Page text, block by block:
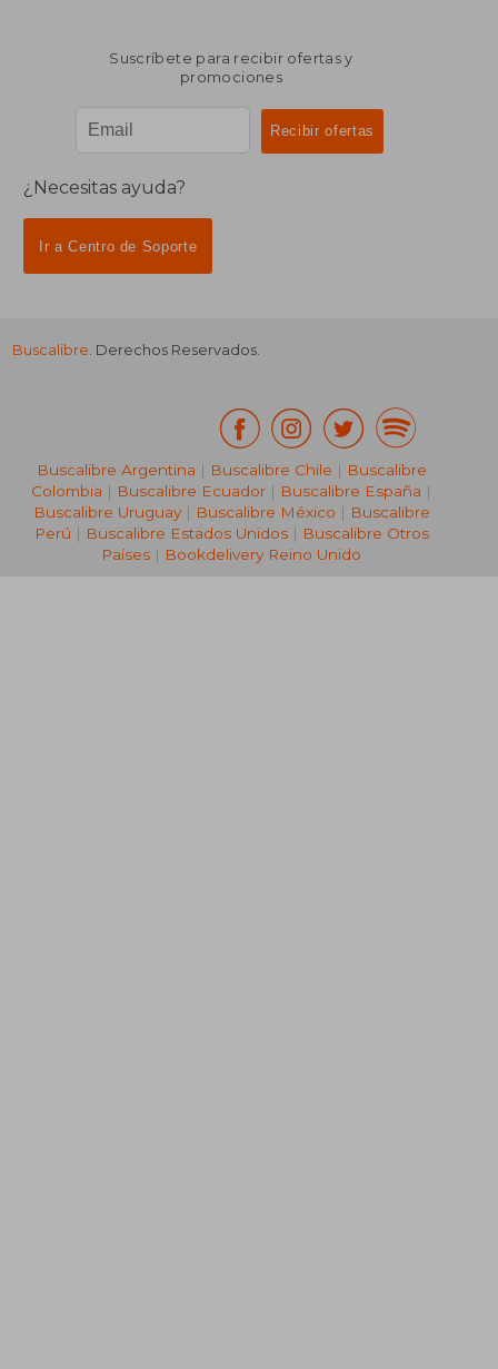
Suscríbete para recibir ofertas y
promociones
¿Necesitas ayuda?
Ir a Centro de Soporte
Buscalibre. Derechos Reservados.
Buscalibre Argentina | Buscalibre Chile | Buscalibre
Colombia | Buscalibre Ecuador | Buscalibre España |
Buscalibre Uruguay| Buscalibre México | Buscalibre
Perú | Buscalibre Estados Unidos| Buscalibre Otros
Países | Bookdelivery Reino Unido